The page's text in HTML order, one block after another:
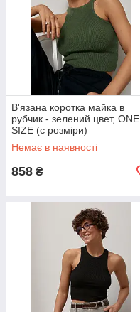
В'язана коротка майка в
рубчик - зелений цвет, ONE
SIZE (є розміри)
Немає в наявності
858 ₴